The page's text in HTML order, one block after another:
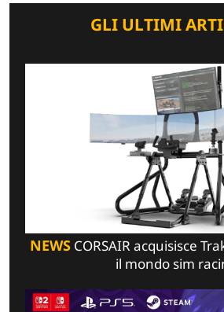
GLI ULTIMI
NEWSCORSAIR acquisisce
il mondo sim